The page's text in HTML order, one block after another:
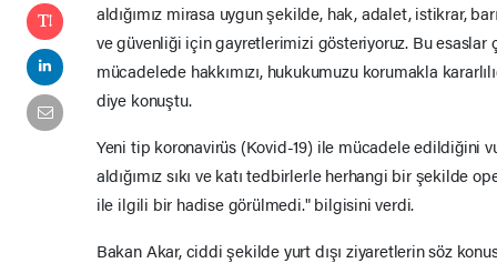
aldığımız mirasa uygun şekilde, hak, adalet, istikrar,
ve güvenliği için gayretlerimizi gösteriyoruz. Bu esaslar
mücadelede hakkımızı, hukukumuzu korumakla
diye konuştu.
Yeni tip koronavirüs (Kovid-19) ile mücadele edildiğini
aldığımız sıkı ve katı tedbirlerle herhangi bir şekilde
ile ilgili bir hadise görülmedi." bilgisini verdi.
Bakan Akar, ciddi şekilde yurt dışı ziyaretlerin söz